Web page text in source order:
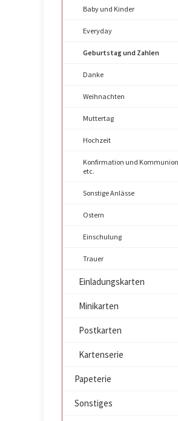
Baby und Kinder
Everyday
Geburtstag und Zahlen
Danke
Weihnachten
Muttertag
Hochzeit
Konfirmation und Kommunion
etc.
Sonstige Anlässe
Ostern
Einschulung
Trauer
Einladungskarten
Minikarten
Postkarten
Kartenserie
Papeterie
Sonstiges